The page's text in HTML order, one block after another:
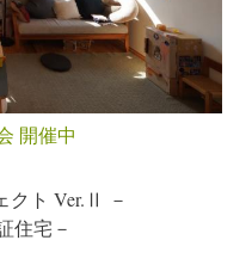
開催中
クト Ver.Ⅱ －
住宅－